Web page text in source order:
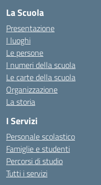
La Scuola
Presentazione
I luoghi
Le persone
I numeri della scuola
Le carte della scuola
Organizzazione
La storia
I Servizi
Personale scolastico
Famiglie e studenti
Percorsi di studio
Tutti i servizi